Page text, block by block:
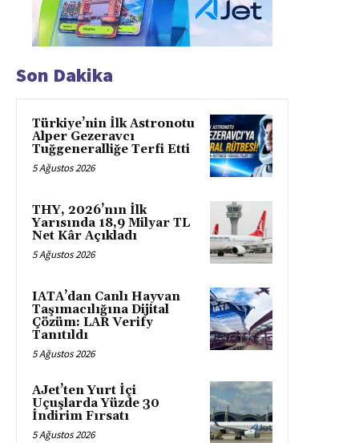
Son Dakika
Türkiye’nin İlk Astronotu
Alper Gezeravcı
Tuğgeneralliğe Terfi Etti
5 Ağustos 2026
THY, 2026’nın İlk
Yarısında 18,9 Milyar TL
Net Kâr Açıkladı
5 Ağustos 2026
IATA’dan Canlı Hayvan
Taşımacılığına Dijital
Çözüm: LAR Verify
Tanıtıldı
5 Ağustos 2026
AJet’ten Yurt İçi
Uçuşlarda Yüzde 30
İndirim Fırsatı
5 Ağustos 2026